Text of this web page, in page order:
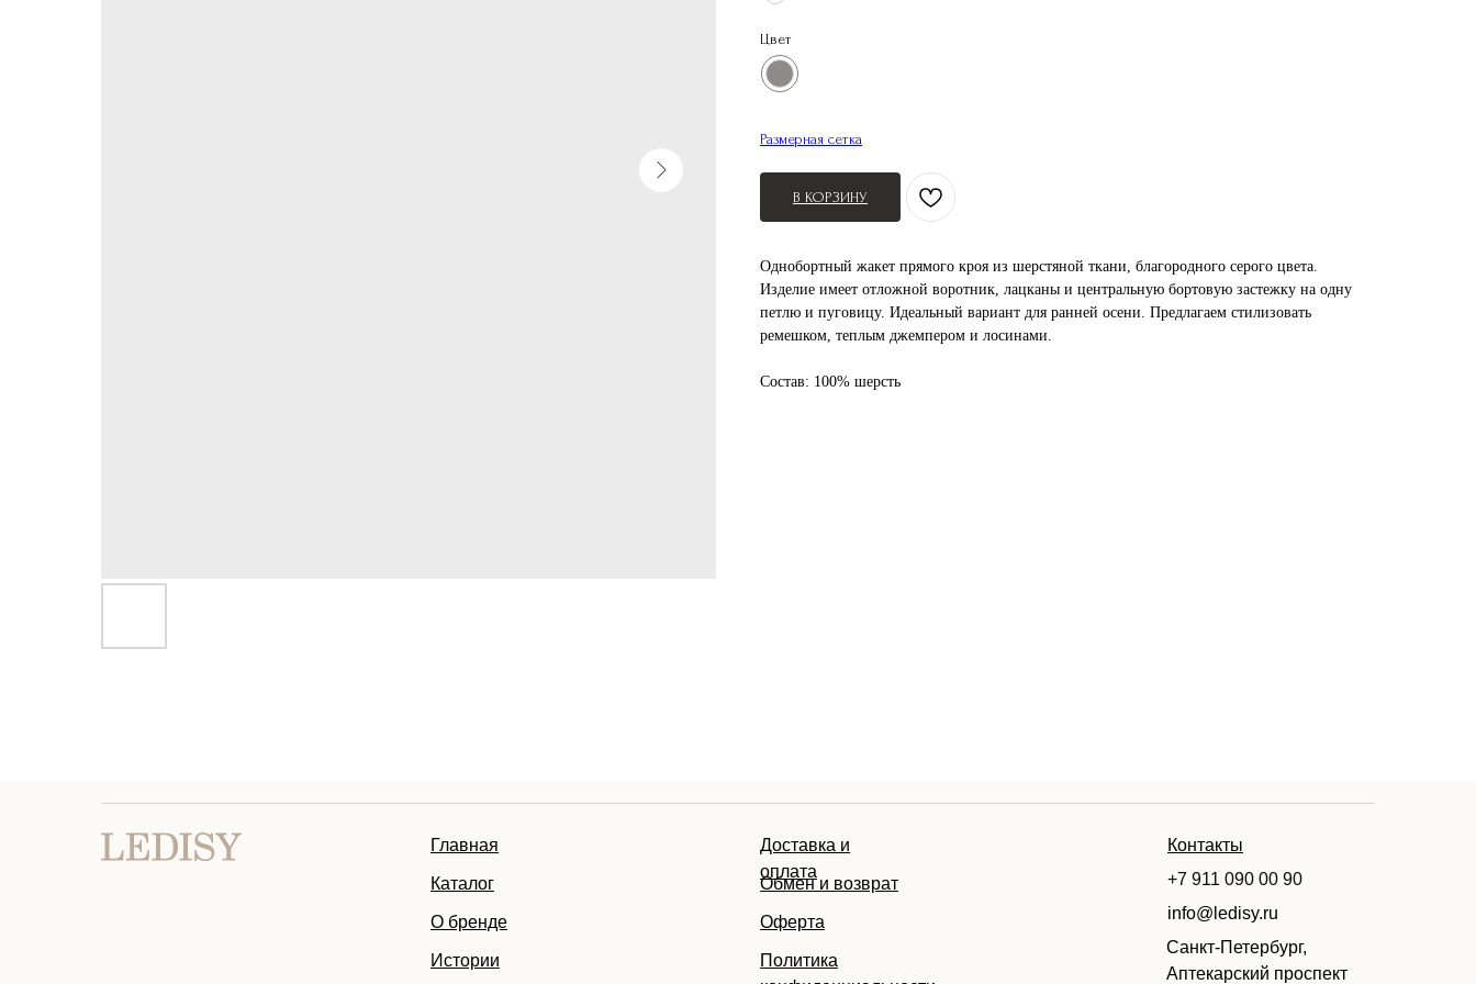
Цвет
Размерная сетка
В КОРЗИНУ
Однобортный жакет прямого кроя из шерстяной ткани, благородного серого цвета.
Изделие имеет отложной воротник, лацканы и центральную бортовую застежку на одну
петлю и пуговицу. Идеальный вариант для ранней осени. Предлагаем стилизовать
ремешком, теплым джемпером и лосинами.
Состав: 100% шерсть
О бренде
Каталог
Главная
Доставка и
оплата
Контакты
+7 911 090 00 90
info@ledisy.ru
Санкт-Петербург,
Аптекарский проспект
Обмен и возврат
Оферта
Политика
Истории